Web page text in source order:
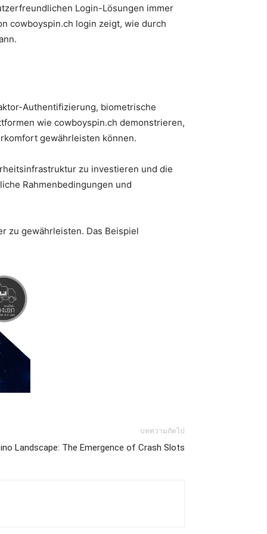
Login-Lösungen immer
cowboyspin.ch login zeigt, wie durch
Authentifizierung, biometrische
wie cowboyspin.ch demonstrieren,
gewährleisten können.
zu investieren und die
Rahmenbedingungen und
zu gewährleisten. Das Beispiel
บทความถัดไป
Landscape: The Emergence of Crash Slots